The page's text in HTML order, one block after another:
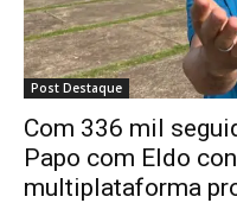
Post Destaque
Com 336 mil
Papo com Eldo
multiplataforma